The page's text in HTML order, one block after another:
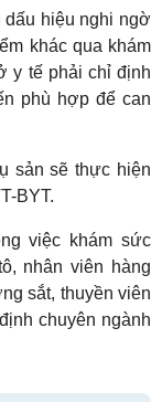
dấu hiệu nghi ngờ
khác qua khám
y tế phải chỉ định
phù hợp để can
sản sẽ thực hiện
BYT.
việc khám sức
nhân viên hàng
sắt, thuyền viên
chuyên ngành